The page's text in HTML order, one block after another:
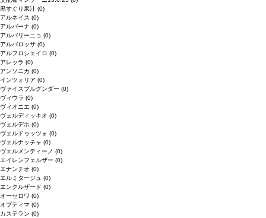
黒すぐり果汁 (0)
アルネイス (0)
アルバーナ (0)
アルバリーニョ (0)
アルバロッサ (0)
アルフロシェイロ (0)
アレッラ (0)
アンソニカ (0)
インツォリア (0)
ヴァイスブルグンダー (0)
ヴィウラ (0)
ヴィオニエ (0)
ヴェルディッキオ (0)
ヴェルデホ (0)
ヴェルドゥッツォ (0)
ヴェルナッチャ (0)
ヴェルメンティーノ (0)
エイレンフェルザー (0)
エナンチオ (0)
エルミタージュ (0)
エンクルザード (0)
オーセロワ (0)
オプティマ (0)
カステラン (0)